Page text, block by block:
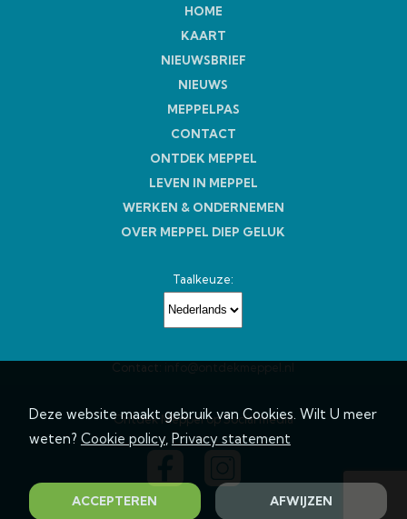
Deze website maakt gebruik van Cookies. Wilt U meer
weten? Cookie policy, Privacy statement
ACCEPTEREN AFWIJZEN
HOME
KAART
NIEUWSBRIEF
NIEUWS
MEPPELPAS
CONTACT
ONTDEK MEPPEL
LEVEN IN MEPPEL
WERKEN & ONDERNEMEN
OVER MEPPEL DIEP GELUK
Taalkeuze:
Contact:
Ontdek Meppel op Social media